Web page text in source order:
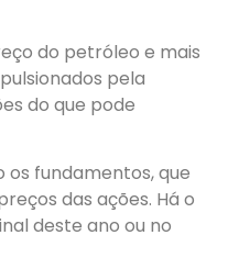
do petróleo e mais
pela
do que pode
os fundamentos, que
das ações. Há o
deste ano ou no